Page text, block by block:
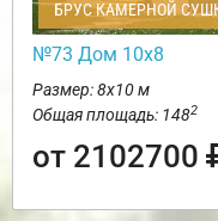
БРУС КАМЕРНОЙ
№73 Дом 10х8
Размер: 8х10 м
Общая площадь: 1482
от 2102700